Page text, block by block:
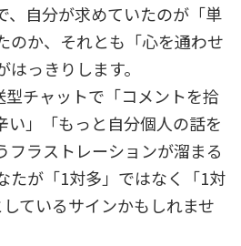
、自分が求めていたのが「単
のか、それとも「心を通わせ
っきりします。
型チャットで「コメントを拾
い」「もっと自分個人の話を
フラストレーションが溜まる
たが「1対多」ではなく「1対
ているサインかもしれませ